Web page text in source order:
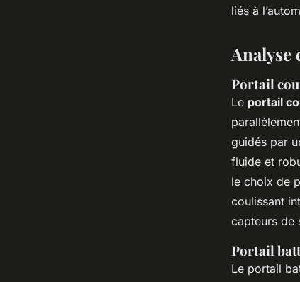
liés à
Analyse
Portail
Le portail
guidés par
fluide et
le choix de
coulissant
capteurs de
Portail
Le portail